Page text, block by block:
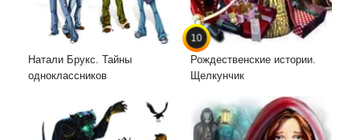
Натали Брукс. Тайны
одноклассников
10
Рождественские истории.
Щелкунчик